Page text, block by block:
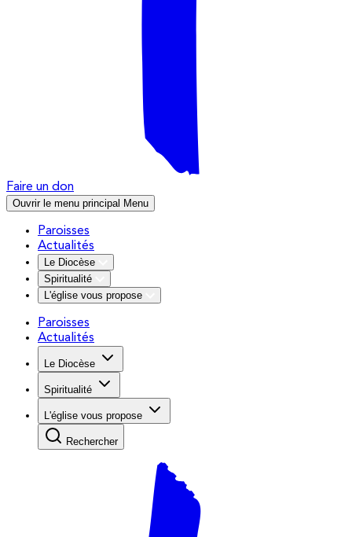
Faire un don
Ouvrir le menu principal Menu
Paroisses
Actualités
Le Diocèse
Spiritualité
L'église vous propose
Paroisses
Actualités
Le Diocèse
Spiritualité
L'église vous propose
Rechercher